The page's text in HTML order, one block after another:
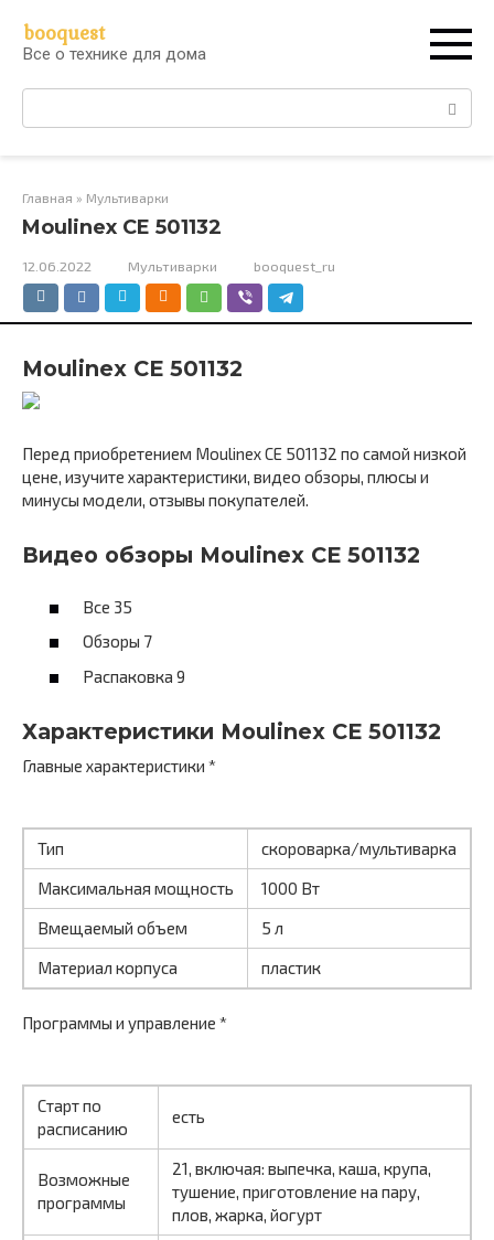
контенту
booquest
Все о технике для дома
Поиск:
Главная » Мультиварки
Moulinex CE 501132
12.06.2022 Мультиварки booquest_ru
Moulinex CE 501132
Перед приобретением Moulinex CE 501132 по самой низкой
цене, изучите характеристики, видео обзоры, плюсы и
минусы модели, отзывы покупателей.
Видео обзоры Moulinex CE 501132
Все 35
Обзоры 7
Распаковка 9
Характеристики Moulinex CE 501132
Главные характеристики *
Тип
скороварка/мультиварка
Максимальная мощность
1000 Вт
Вмещаемый объем
5 л
Материал корпуса
пластик
Программы и управление *
Старт по
расписанию
есть
Возможные
программы
21, включая: выпечка, каша, крупа,
тушение, приготовление на пару,
плов, жарка, йогурт